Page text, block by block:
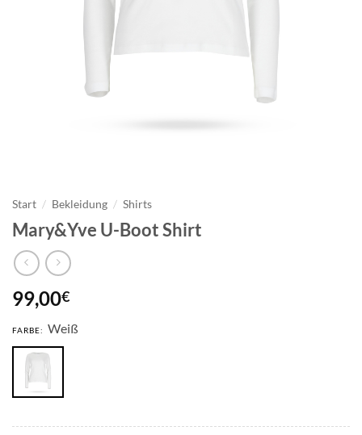
Start / Bekleidung / Shirts
Mary&Yve U-Boot Shirt
99,00€
FARBE: Weiß